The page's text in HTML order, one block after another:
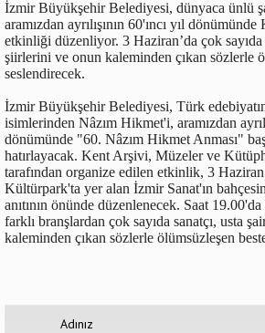
İzmir Büyükşehir Belediyesi, dünyaca ünlü
aramızdan ayrılışının 60'ıncı yıl
etkinliği düzenliyor. 3 Haziran’da çok sayıda
şiirlerini ve onun kaleminden çıkan sözlerle
seslendirecek.
İzmir Büyükşehir Belediyesi, Türk
isimlerinden Nâzım Hikmet'i, aramızdan
dönümünde "60. Nâzım Hikmet Anması"
hatırlayacak. Kent Arşivi, Müzeler ve
tarafından organize edilen etkinlik, 3
Kültürpark'ta yer alan İzmir Sanat'ın
anıtının önünde düzenlenecek. Saat
farklı branşlardan çok sayıda sanatçı, usta
kaleminden çıkan sözlerle ölümsüzleşen
Adınız